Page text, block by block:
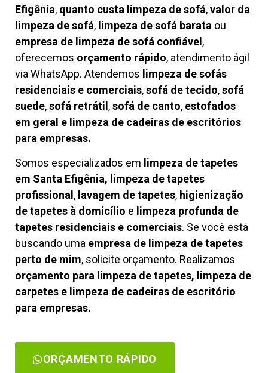
Efigênia, quanto custa limpeza de sofá,valor da
limpeza de sofá, limpeza de sofá barata ou
empresa de limpeza de sofá confiável,
oferecemos orçamento rápido, atendimento ágil
via WhatsApp. Atendemos limpeza desofás
residenciais e comerciais,sofá de tecido,sofá
suede,sofá retrátil,sofá de canto, estofados
em geral e limpeza de cadeiras de escritórios
para empresas.
Somos especializados em limpeza de tapetes
em Santa Efigênia, limpeza de tapetes
profissional , lavagem de tapetes, higienização
de tapetes à domicílio e limpeza profunda de
tapetes residenciais e comerciais. Se você está
buscando uma empresa de limpeza de tapetes
perto de mim, solicite orçamento. Realizamos
orçamento para limpeza de tapetes, limpeza de
carpetes e limpeza de cadeiras de escritório
para empresas.
ORÇAMENTO RÁPIDO